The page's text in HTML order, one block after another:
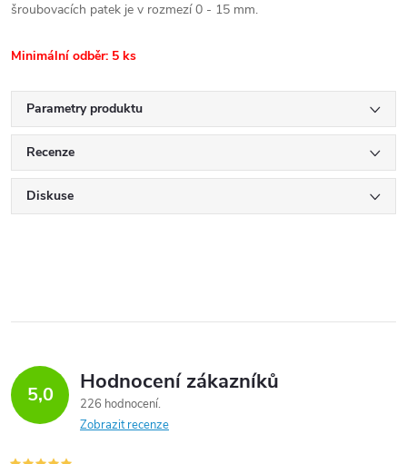
šroubovacích patek je v rozmezí 0 - 15 mm.
Minimální odběr: 5 ks
Parametry produktu
Recenze
Diskuse
5,0 Hodnocení zákazníků
226 hodnocení
Zobrazit recenze